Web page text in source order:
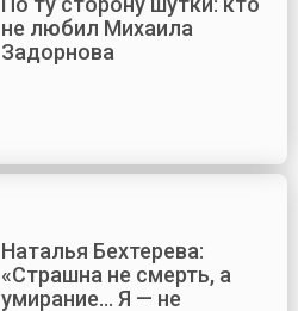
не любил Михаила
Задорнова
Наталья Бехтерева:
«Страшна не смерть, а
умирание... Я — не